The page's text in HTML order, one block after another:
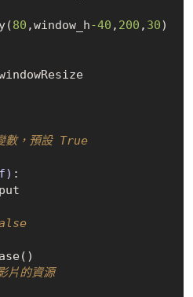
80 ,window_h-40 , 200 , 30
Form.resizeEvent = windowResize
數，預設 True
:
片的資源